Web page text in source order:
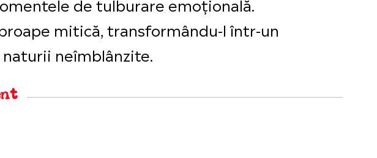
mitică, transformându-l într-un
neîmblânzite.